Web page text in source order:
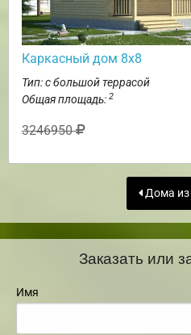
Каркасный дом 8х8
Тип: с большой террасой
Общая площадь: 2
3246950
Дома из
Заказать или
Имя